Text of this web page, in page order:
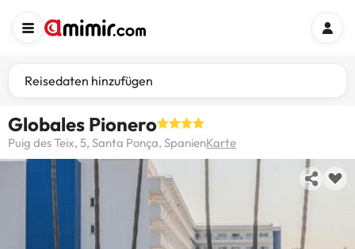
Reisedaten hinzufügen
Globales Pionero
Puig des Teix, 5, Santa Ponça, SpanienKarte